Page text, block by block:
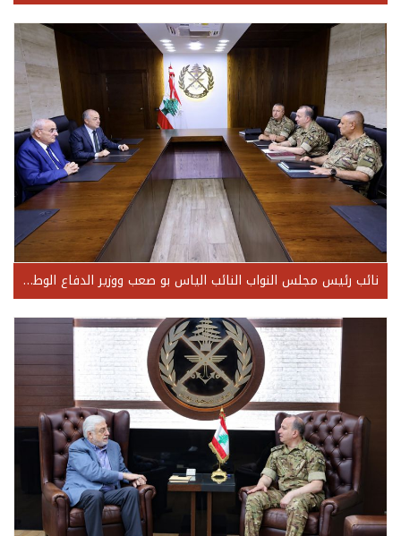
نائب رئيس مجلس النواب النائب الياس بو صعب ووزير الدفاع الوطني اللواء ميشال منسّى